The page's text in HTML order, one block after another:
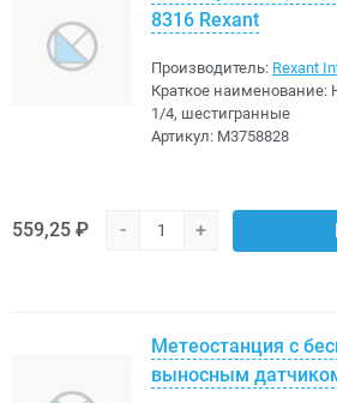
8316 Rexant
Производитель: Rexant
Краткое наименование:
1/4, шестигранные
Артикул: M3758828
559,25 ₽ - +
Метеостанция с
выносным